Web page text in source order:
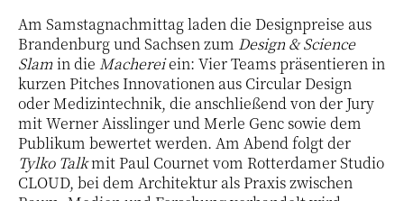
Am Samstagnachmittag laden die Designpreise aus
Brandenburg und Sachsen zum Design & Science
Slamin die Machereiein: Vier Teams präsentieren in
kurzen Pitches Innovationen aus Circular Design
oder Medizintechnik, die anschließend von der Jury
mit Werner Aisslinger und Merle Genc sowie dem
Publikum bewertet werden. Am Abend folgt der
Tylko Talkmit Paul Cournet vom Rotterdamer Studio
CLOUD, bei dem Architektur als Praxis zwischen